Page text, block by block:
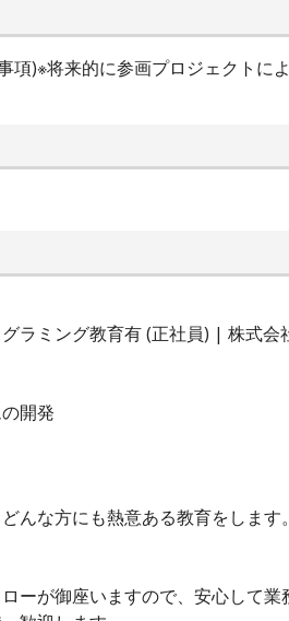
項)※将来的に参画プロジェクト
ラミング教育有 (正社員) | 株式会
開発
んな方にも熱意ある教育をします。
ーが御座いますので、安心して業